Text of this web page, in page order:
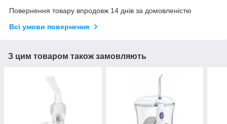
Повернення товару впродовж 14 днів за домовленістю
Всі умови повернення
З цим товаром також замовляють